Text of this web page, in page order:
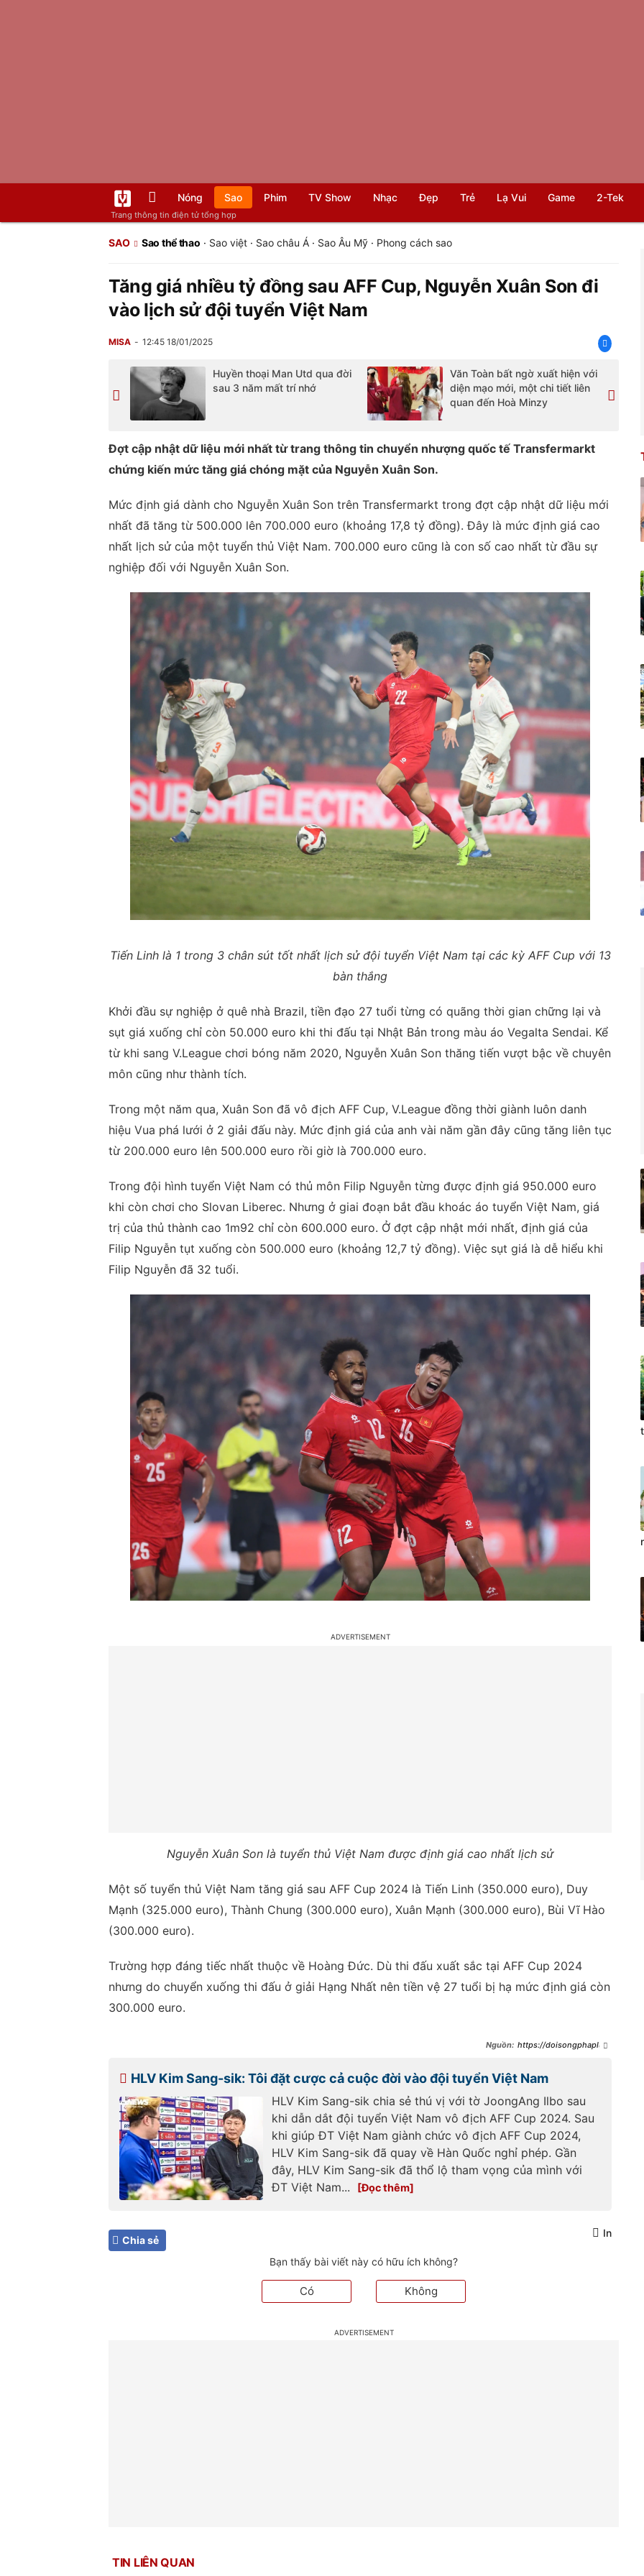
Trang thông tin điện tử tổng hợp
Nóng Sao Phim TV Show Nhạc Đẹp Trẻ Lạ Vui Game 2-Tek
SAO Sao thể thao · Sao việt · Sao châu Á · Sao Âu Mỹ · Phong cách sao
Tăng giá nhiều tỷ đồng sau AFF Cup, Nguyễn Xuân Son đi
vào lịch sử đội tuyển Việt Nam
MISA 12:45 18/01/2025
Huyền thoại Man Utd qua đời
sau 3 năm mất trí nhớ
Văn Toàn bất ngờ xuất hiện với
diện mạo mới, một chi tiết liên
quan đến Hoà Minzy
Đợt cập nhật dữ liệu mới nhất từ trang thông tin chuyển nhượng quốc tế Transfermarkt
chứng kiến mức tăng giá chóng mặt của Nguyễn Xuân Son.
Mức định giá dành cho Nguyễn Xuân Son trên Transfermarkt trong đợt cập nhật dữ liệu mới
nhất đã tăng từ 500.000 lên 700.000 euro (khoảng 17,8 tỷ đồng). Đây là mức định giá cao
nhất lịch sử của một tuyển thủ Việt Nam. 700.000 euro cũng là con số cao nhất từ đầu sự
nghiệp đối với Nguyễn Xuân Son.
Tiến Linh là 1 trong 3 chân sút tốt nhất lịch sử đội tuyển Việt Nam tại các kỳ AFF Cup với 13
bàn thắng
Khởi đầu sự nghiệp ở quê nhà Brazil, tiền đạo 27 tuổi từng có quãng thời gian chững lại và
sụt giá xuống chỉ còn 50.000 euro khi thi đấu tại Nhật Bản trong màu áo Vegalta Sendai. Kể
từ khi sang V.League chơi bóng năm 2020, Nguyễn Xuân Son thăng tiến vượt bậc về chuyên
môn cũng như thành tích.
Trong một năm qua, Xuân Son đã vô địch AFF Cup, V.League đồng thời giành luôn danh
hiệu Vua phá lưới ở 2 giải đấu này. Mức định giá của anh vài năm gần đây cũng tăng liên tục
từ 200.000 euro lên 500.000 euro rồi giờ là 700.000 euro.
Trong đội hình tuyển Việt Nam có thủ môn Filip Nguyễn từng được định giá 950.000 euro
khi còn chơi cho Slovan Liberec. Nhưng ở giai đoạn bắt đầu khoác áo tuyển Việt Nam, giá
trị của thủ thành cao 1m92 chỉ còn 600.000 euro. Ở đợt cập nhật mới nhất, định giá của
Filip Nguyễn tụt xuống còn 500.000 euro (khoảng 12,7 tỷ đồng). Việc sụt giá là dễ hiểu khi
Filip Nguyễn đã 32 tuổi.
Nguyễn Xuân Son là tuyển thủ Việt Nam được định giá cao nhất lịch sử
Một số tuyển thủ Việt Nam tăng giá sau AFF Cup 2024 là Tiến Linh (350.000 euro), Duy
Mạnh (325.000 euro), Thành Chung (300.000 euro), Xuân Mạnh (300.000 euro), Bùi Vĩ Hào
(300.000 euro).
Trường hợp đáng tiếc nhất thuộc về Hoàng Đức. Dù thi đấu xuất sắc tại AFF Cup 2024
nhưng do chuyển xuống thi đấu ở giải Hạng Nhất nên tiền vệ 27 tuổi bị hạ mức định giá còn
300.000 euro.
https://doisongphapluat
xuan-son-di-vao-lich-su-doi-
tuyen-viet-nam-a500512.html
HLV Kim Sang-sik: Tôi đặt cược cả cuộc đời vào đội tuyển Việt Nam
HLV Kim Sang-sik chia sẻ thú vị với tờ JoongAng Ilbo sau
khi dẫn dắt đội tuyển Việt Nam vô địch AFF Cup 2024. Sau
khi giúp ĐT Việt Nam giành chức vô địch AFF Cup 2024,
HLV Kim Sang-sik đã quay về Hàn Quốc nghỉ phép. Gần
đây, HLV Kim Sang-sik đã thổ lộ tham vọng của mình với
ĐT Việt Nam...
In
Chia sẻ
Bạn thấy bài viết này có hữu ích không?
Có Không
TIN LIÊN QUAN